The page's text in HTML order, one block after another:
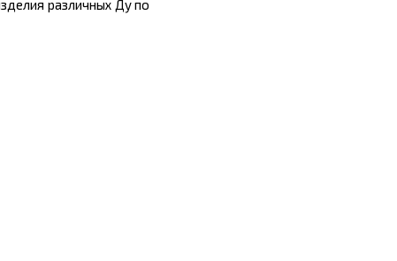
различных Ду по